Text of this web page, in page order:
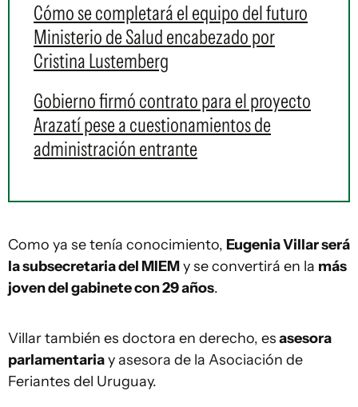
Cómo se completará el equipo del futuro
Ministerio de Salud encabezado por
Cristina Lustemberg
Gobierno firmó contrato para el proyecto
Arazatí pese a cuestionamientos de
administración entrante
Como ya se tenía conocimiento, Eugenia Villar será
la subsecretaria del MIEMy se convertirá en la más
joven del gabinete con 29 años.
Villar también es doctora en derecho, esasesora
parlamentariay asesora de la Asociación de
Feriantes del Uruguay.